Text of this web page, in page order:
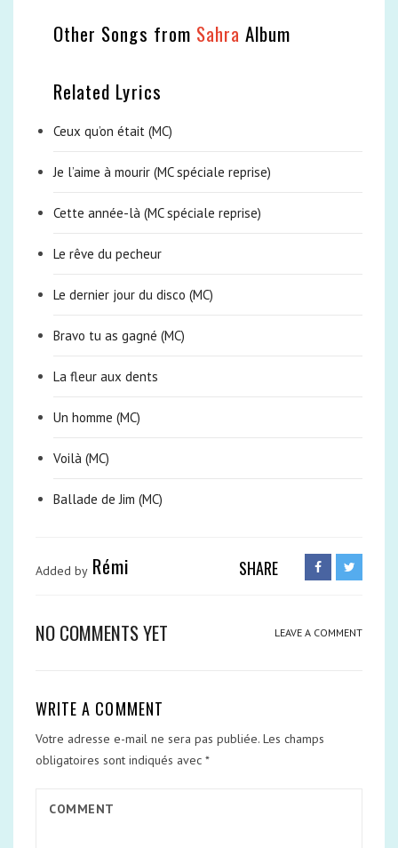
Other Songs from Sahra Album
Related Lyrics
Ceux qu’on était (MC)
Je l’aime à mourir (MC spéciale reprise)
Cette année-là (MC spéciale reprise)
Le rêve du pecheur
Le dernier jour du disco (MC)
Bravo tu as gagné (MC)
La fleur aux dents
Un homme (MC)
Voilà (MC)
Ballade de Jim (MC)
Added by Rémi SHARE
NO COMMENTS YET LEAVE A COMMENT
WRITE A COMMENT
Votre adresse e-mail ne sera pas publiée. Les champs
obligatoires sont indiqués avec *